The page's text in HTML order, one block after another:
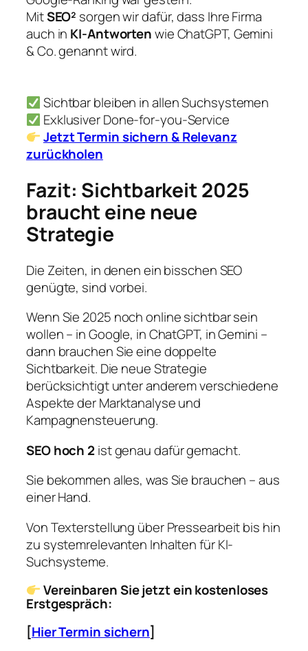
MitSEO² sorgen wir dafür, dass Ihre Firma
auch in KI-Antwortenwie ChatGPT, Gemini
& Co. genannt wird.
Sichtbar bleiben in allen Suchsystemen
Exklusiver Done-for-you-Service
Jetzt Termin sichern & Relevanz
zurückholen
Fazit: Sichtbarkeit 2025
braucht eine neue
Strategie
Die Zeiten, in denen ein bisschen SEO
genügte, sind vorbei.
Wenn Sie 2025 noch online sichtbar sein
wollen – in Google, in ChatGPT, in Gemini –
dann brauchen Sie eine doppelte
Sichtbarkeit. Die neue Strategie
berücksichtigt unter anderem verschiedene
Aspekte der Marktanalyse und
Kampagnensteuerung.
SEO hoch 2 ist genau dafür gemacht.
Sie bekommen alles, was Sie brauchen – aus
einer Hand.
Von Texterstellung über Pressearbeit bis hin
zu systemrelevanten Inhalten für KI-
Suchsysteme.
Vereinbaren Sie jetzt ein kostenloses
Erstgespräch:
[Hier Termin sichern]